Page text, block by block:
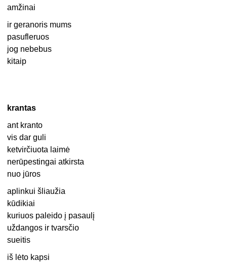
amžinai
ir geranoris mums
pasufleruos
jog nebebus
kitaip
krantas
ant kranto
vis dar guli
ketvirčiuota laimė
nerūpestingai atkirsta
nuo jūros
aplinkui šliaužia
kūdikiai
kuriuos paleido į pasaulį
uždangos ir tvarsčio
sueitis
iš lėto kapsi